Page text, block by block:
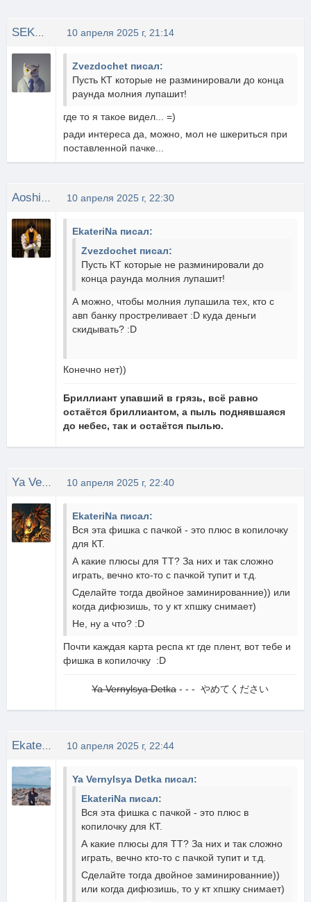
10 апреля 2025 г, 21:14
Zvezdochet писал:
Пусть КТ которые не разминировали до конца
раунда молния лупашит!
где то я такое видел... =)
ради интереса да, можно, мол не шкериться при
поставленной пачке...
10 апреля 2025 г, 22:30
EkateriNa писал:
Zvezdochet писал:
Пусть КТ которые не разминировали до
конца раунда молния лупашит!
А можно, чтобы молния лупашила тех, кто с
авп банку простреливает :D куда деньги
скидывать? :D
Конечно нет))
Бриллиант упавший в грязь, всё равно
остаётся бриллиантом, а пыль поднявшаяся
до небес, так и остаётся пылью.
10 апреля 2025 г, 22:40
EkateriNa писал:
Вся эта фишка с пачкой - это плюс в копилочку
для КТ.
А какие плюсы для ТТ? За них и так сложно
играть, вечно кто-то с пачкой тупит и т.д.
Сделайте тогда двойное заминированние)) или
когда дифюзишь, то у кт хпшку снимает)
Не, ну а что? :D
Почти каждая карта респа кт где плент, вот тебе и
фишка в копилочку :D
Ya Vernylsya Detka- - - やめてください
10 апреля 2025 г, 22:44
Ya Vernylsya Detka писал:
EkateriNa писал:
Вся эта фишка с пачкой - это плюс в
копилочку для КТ.
А какие плюсы для ТТ? За них и так сложно
играть, вечно кто-то с пачкой тупит и т.д.
Сделайте тогда двойное заминированние))
или когда дифюзишь, то у кт хпшку снимает)